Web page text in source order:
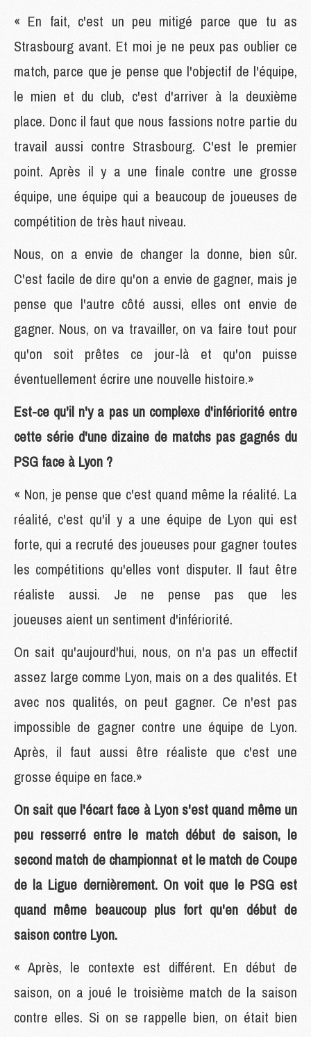
« En fait, c'est un peu mitigé parce que tu as
Strasbourg avant. Et moi je ne peux pas oublier ce
match, parce que je pense que l'objectif de l'équipe,
le mien et du club, c'est d'arriver à la deuxième
place. Donc il faut que nous fassions notre partie du
travail aussi contre Strasbourg. C'est le premier
point. Après il y a une finale contre une grosse
équipe, une équipe qui a beaucoup de joueuses de
compétition de très haut niveau.
Nous, on a envie de changer la donne, bien sûr.
C'est facile de dire qu'on a envie de gagner, mais je
pense que l'autre côté aussi, elles ont envie de
gagner. Nous, on va travailler, on va faire tout pour
qu'on soit prêtes ce jour-là et qu'on puisse
éventuellement écrire une nouvelle histoire.»
Est-ce qu'il n'y a pas un complexe d'infériorité entre
cette série d'une dizaine de matchs pas gagnés du
PSG face à Lyon ?
« Non, je pense que c'est quand même la réalité. La
réalité, c'est qu'il y a une équipe de Lyon qui est
forte, qui a recruté des joueuses pour gagner toutes
les compétitions qu'elles vont disputer. Il faut être
réaliste aussi. Je ne pense pas que les
joueuses aient un sentiment d'infériorité.
On sait qu'aujourd'hui, nous, on n'a pas un effectif
assez large comme Lyon, mais on a des qualités. Et
avec nos qualités, on peut gagner. Ce n'est pas
impossible de gagner contre une équipe de Lyon.
Après, il faut aussi être réaliste que c'est une
grosse équipe en face.»
On sait que l'écart face à Lyon s'est quand même un
peu resserré entre le match début de saison, le
second match de championnat et le match de Coupe
de la Ligue dernièrement. On voit que le PSG est
quand même beaucoup plus fort qu'en début de
saison contre Lyon.
« Après, le contexte est différent. En début de
saison, on a joué le troisième match de la saison
contre elles. Si on se rappelle bien, on était bien